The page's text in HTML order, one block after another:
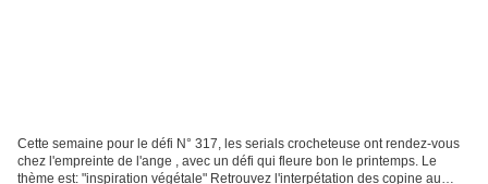
Cette semaine pour le défi N° 317, les serials crocheteuse ont rendez-vous
chez l'empreinte de l'ange , avec un défi qui fleure bon le printemps. Le
thème est: "inspiration végétale" Retrouvez l'interpétation des copine au